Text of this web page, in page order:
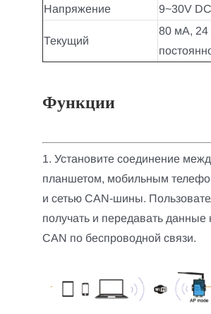
Напряжение 9~30V DC
Текущий
80 мА, 24
Функции
1. Установите соединение
планшетом, мобильным
и сетью CAN-шины.
получать и передавать
CAN по беспроводной связи.